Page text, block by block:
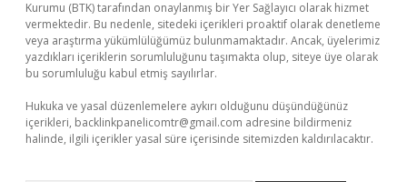
Kurumu (BTK) tarafından onaylanmış bir Yer Sağlayıcı olarak hizmet
vermektedir. Bu nedenle, sitedeki içerikleri proaktif olarak denetleme
veya araştırma yükümlülüğümüz bulunmamaktadır. Ancak, üyelerimiz
yazdıkları içeriklerin sorumluluğunu taşımakta olup, siteye üye olarak
bu sorumluluğu kabul etmiş sayılırlar.
Hukuka ve yasal düzenlemelere aykırı olduğunu düşündüğünüz
içerikleri, backlinkpanelicomtr@gmail.com adresine bildirmeniz
halinde, ilgili içerikler yasal süre içerisinde sitemizden kaldırılacaktır.